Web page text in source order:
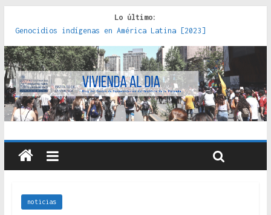
Lo último:
Genocidios indígenas en América Latina [2023]
Estudios sobre la espacialización de los Estados :
políticas, prácticas y representaciones [2022]
Donde el pedernal choca con el acero : hacia una teoría
crítica de las fronteras latinoamericanas [2020]
Criterios técnicos para una vivienda adecuada [2019]
Red de consultorios de la Caja del Seguro Obrero en
Santiago : un patrimonio emblemático [2014]
noticias